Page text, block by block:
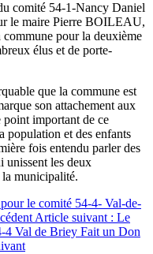
comité 54-1-Nancy Daniel
le maire Pierre BOILEAU,
pour la deuxième
élus et de porte-
que la commune est
son attachement aux
point important de ce
population et des enfants
fois entendu parler des
unissent les deux
municipalité.
le comité 54-4- Val-de-
Article suivant : Le
4 Val de Briey Fait un Don